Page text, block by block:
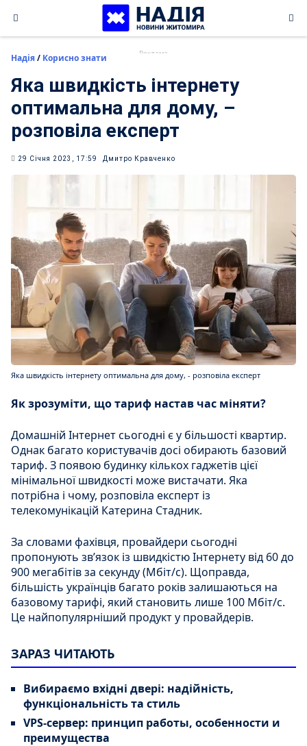
content
Надія/ Корисно знати
Яка швидкість інтернету
оптимальна для дому, –
розповіла експерт
29 Січня 2023, 17:59 Дмитро Кравченко
Яка швидкість інтернету оптимальна для дому, - розповіла експерт
Як зрозуміти, що тариф настав час міняти?
Домашній Інтернет сьогодні є у більшості квартир.
Однак багато користувачів досі обирають базовий
тариф. З появою будинку кількох гаджетів цієї
мінімальної швидкості може вистачати. Яка
потрібна і чому, розповіла експерт із
телекомунікацій Катерина Стадник.
За словами фахівця, провайдери сьогодні
пропонують зв’язок із швидкістю Інтернету від 60 до
900 мегабітів за секунду (Мбіт/с). Щоправда,
більшість українців багато років залишаються на
базовому тарифі, який становить лише 100 Мбіт/с.
Це найпопулярніший продукт у провайдерів.
ЗАРАЗ ЧИТАЮТЬ
Вибираємо вхідні двері: надійність,
функціональність та стиль
VPS-сервер: принцип работы, особенности и
преимущества